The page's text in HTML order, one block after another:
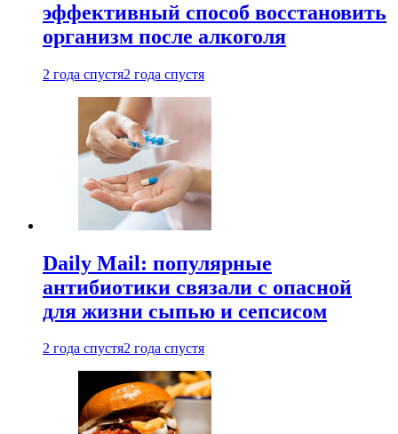
эффективный способ восстановить
организм после алкоголя
2 года спустя2 года спустя
Daily Mail: популярные
антибиотики связали с опасной
для жизни сыпью и сепсисом
2 года спустя2 года спустя